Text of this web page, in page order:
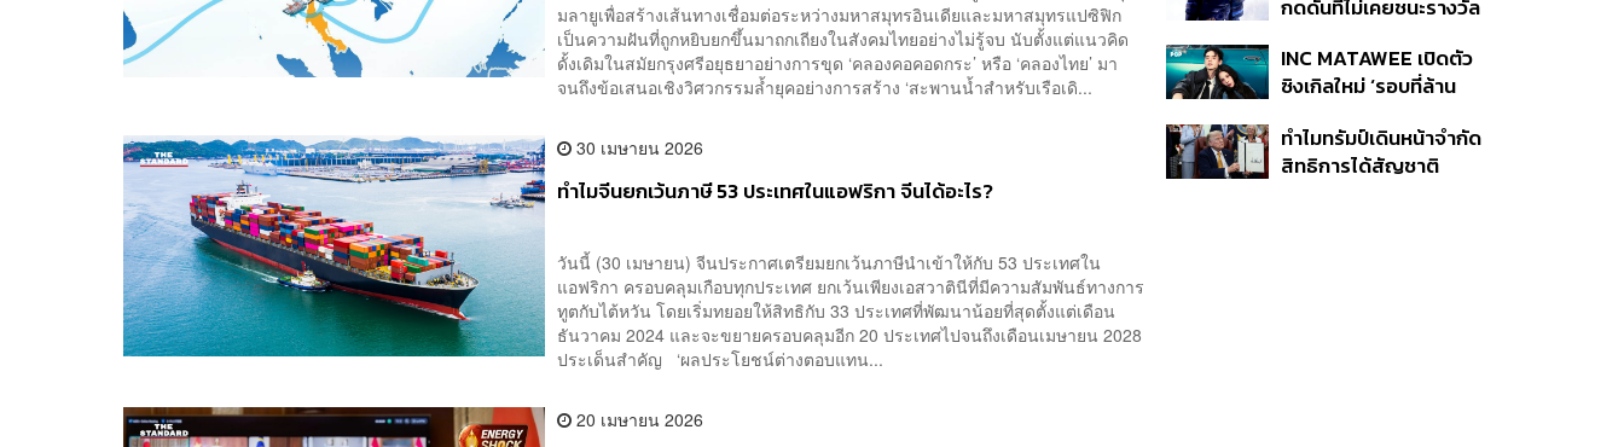
มลายูเพื่อสร้างเส้นทางเชื่อมต่อระหว่างมหาสมุทรอินเดียและมหาสมุทรแปซิฟิก
เป็นความฝันที่ถูกหยิบยกขึ้นมาถกเถียงในสังคมไทยอย่างไม่รู้จบ นับตั้งแต่แนวคิด
ดั้งเดิมในสมัยกรุงศรีอยุธยาอย่างการขุด ‘คลองคอคอดกระ’ หรือ ‘คลองไทย’ มา
จนถึงข้อเสนอเชิงวิศวกรรมล้ำยุคอย่างการสร้าง ‘สะพานน้ำสำหรับเรือเดิ...
30 เมษายน 2026
ทำไมจีนยกเว้นภาษี 53 ประเทศในแอฟริกา จีนได้อะไร?
วันนี้ (30 เมษายน) จีนประกาศเตรียมยกเว้นภาษีนำเข้าให้กับ 53 ประเทศใน
แอฟริกา ครอบคลุมเกือบทุกประเทศ ยกเว้นเพียงเอสวาตินีที่มีความสัมพันธ์ทางการ
ทูตกับไต้หวัน โดยเริ่มทยอยให้สิทธิกับ 33 ประเทศที่พัฒนาน้อยที่สุดตั้งแต่เดือน
ธันวาคม 2024 และจะขยายครอบคลุมอีก 20 ประเทศไปจนถึงเดือนเมษายน 2028
ประเด็นสำคัญ ‘ผลประโยชน์ต่างตอบแทน...
20 เมษายน 2026
ผิดกฎหมาย
กดดันที่ไม่เคยชนะรางวัล
แล้ว 10 ครั้ง
INC MATAWEE เปิดตัว
ซิงเกิลใหม่ ‘รอบที่ล้าน
มาแสดงในมิวสิกวิดีโอ
ทำไมทรัมป์เดินหน้าจำกัด
สิทธิการได้สัญชาติ